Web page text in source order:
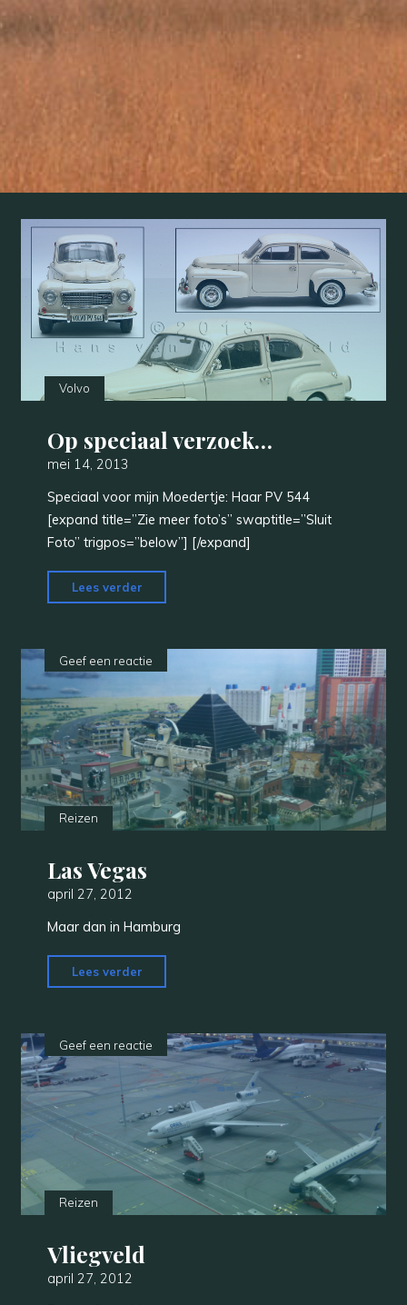
Volvo
Op speciaal verzoek…
mei 14, 2013
Speciaal voor mijn Moedertje: Haar PV 544
[expand title=”Zie meer foto’s” swaptitle=”Sluit
Foto” trigpos=”below”] [/expand]
Lees verder
speciaal
Reizen
Geef een reactie
Las Vegas
april 27, 2012
Maar dan in Hamburg
Lees verder
Vegas"
Reizen
Geef een reactie
Vliegveld
april 27, 2012